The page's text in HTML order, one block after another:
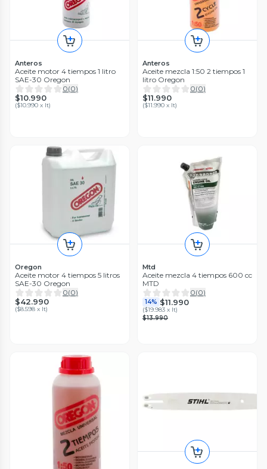
Anteros
Aceite motor 4 tiempos 1 litro
SAE-30 Oregon
0(0)
$10.990
($10.990 x lt)
Anteros
Aceite mezcla 1:50 2 tiempos 1
litro Oregon
0(0)
$11.990
($11.990 x lt)
Oregon
Aceite motor 4 tiempos 5 litros
SAE-30 Oregon
0(0)
$42.990
($8.598 x lt)
Mtd
Aceite mezcla 4 tiempos 600 cc
MTD
0(0)
14% $11.990
($19.983 x lt)
$13.990